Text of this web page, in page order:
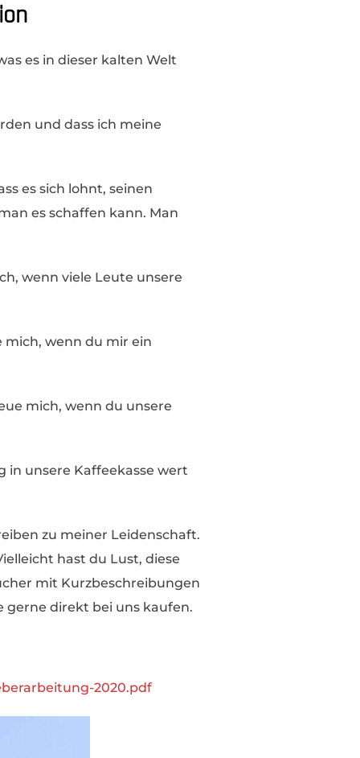
es in dieser kalten Welt
und dass ich meine
es sich lohnt, seinen
es schaffen kann. Man
wenn viele Leute unsere
wenn du mir ein
mich, wenn du unsere
in unsere Kaffeekasse wert
zu meiner Leidenschaft.
hast du Lust, diese
mit Kurzbeschreibungen
gerne direkt bei uns kaufen.
2020.pdf